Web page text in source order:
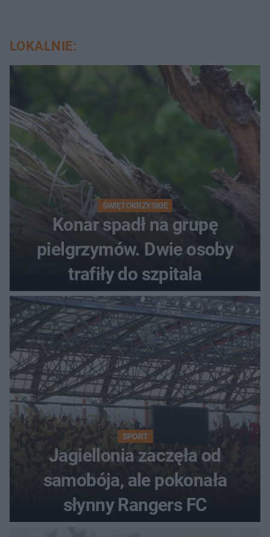
LOKALNIE:
ŚWIĘTOKRZYSKIE
Konar spadł na grupę
pielgrzymów. Dwie osoby
trafiły do szpitala
SPORT
Jagiellonia zaczęła od
samobója, ale pokonała
słynny Rangers FC